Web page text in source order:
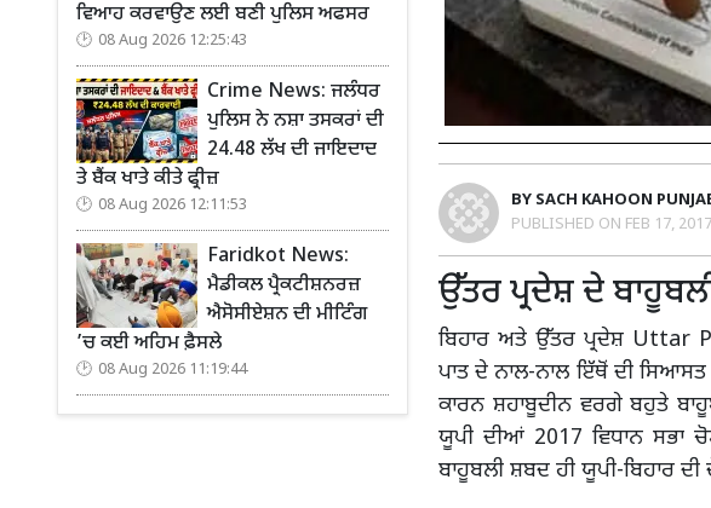
ਵਿਆਹ ਕਰਵਾਉਣ ਲਈ ਬਣੀ ਪੁਲਿਸ ਅਫਸਰ
08 Aug 2026 12:25:43
Crime News: ਜਲੰਧਰ
ਪੁਲਿਸ ਨੇ ਨਸ਼ਾ ਤਸਕਰਾਂ ਦੀ
24.48 ਲੱਖ ਦੀ ਜਾਇਦਾਦ
ਤੇ ਬੈਂਕ ਖਾਤੇ ਕੀਤੇ ਫ੍ਰੀਜ਼
08 Aug 2026 12:11:53
Faridkot News:
ਮੈਡੀਕਲ ਪ੍ਰੈਕਟੀਸ਼ਨਰਜ਼
ਐਸੋਸੀਏਸ਼ਨ ਦੀ ਮੀਟਿੰਗ
’ਚ ਕਈ ਅਹਿਮ ਫ਼ੈਸਲੇ
08 Aug 2026 11:19:44
BY SACH KAHOON
PUBLISHED ON FEB 17,
ਉੱਤਰ ਪ੍ਰਦੇਸ਼ ਦੇ
ਬਿਹਾਰ ਅਤੇ ਉੱਤਰ ਪ੍ਰਦੇਸ਼ Uttar
ਪਾਤ ਦੇ ਨਾਲ-ਨਾਲ ਇੱਥੋਂ ਦੀ ਸਿਆਸਤ
ਕਾਰਨ ਸ਼ਹਾਬੂਦੀਨ ਵਰਗੇ ਬਹੁਤੇ
ਯੂਪੀ ਦੀਆਂ 2017 ਵਿਧਾਨ ਸਭਾ
ਬਾਹੂਬਲੀ ਸ਼ਬਦ ਹੀ ਯੂਪੀ-ਬਿਹਾਰ ਦੀ